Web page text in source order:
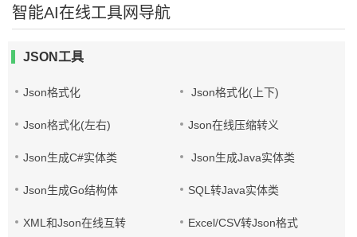
智能AI在线工具网导航
JSON工具
Json格式化 Json格式化(上下)
Json格式化(左右) Json在线压缩转义
Json生成C#实体类 Json生成Java实体类
Json生成Go结构体 SQL转Java实体类
XML和Json在线互转 Excel/CSV转Json格式